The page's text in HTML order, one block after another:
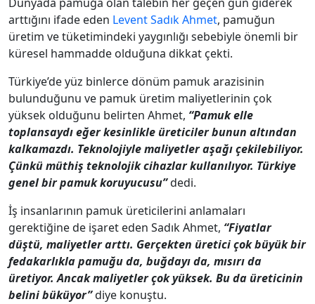
Dünyada pamuğa olan talebin her geçen gün giderek
arttığını ifade eden Levent Sadık Ahmet, pamuğun
üretim ve tüketimindeki yaygınlığı sebebiyle önemli bir
küresel hammadde olduğuna dikkat çekti.
Türkiye’de yüz binlerce dönüm pamuk arazisinin
bulunduğunu ve pamuk üretim maliyetlerinin çok
yüksek olduğunu belirten Ahmet, “Pamuk elle
toplansaydı eğer kesinlikle üreticiler bunun altından
kalkamazdı. Teknolojiyle maliyetler aşağı çekilebiliyor.
Çünkü müthiş teknolojik cihazlar kullanılıyor. Türkiye
genel bir pamuk koruyucusu”dedi.
İş insanlarının pamuk üreticilerini anlamaları
gerektiğine de işaret eden Sadık Ahmet, “Fiyatlar
düştü, maliyetler arttı. Gerçekten üretici çok büyük bir
fedakarlıkla pamuğu da, buğdayı da, mısırı da
üretiyor. Ancak maliyetler çok yüksek. Bu da üreticinin
belini büküyor”diye konuştu.